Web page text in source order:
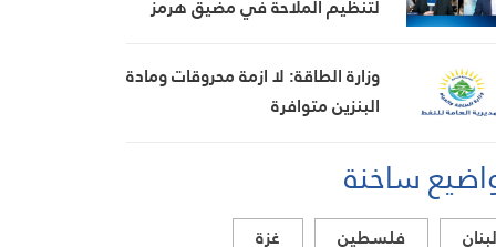
لتنظيم الملاحة في مضيق هرمز
وزارة الطاقة: لا ازمة محروقات ومادة
البنزين متوافرة
ساخنة
لبنان فلسطين
غزة